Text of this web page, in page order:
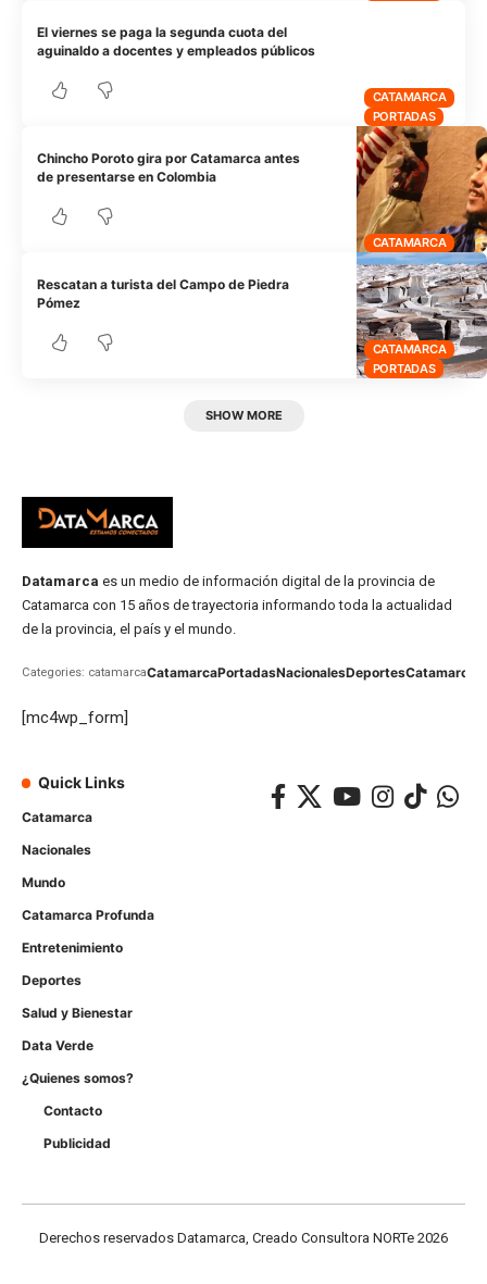
CATAMARCA
PORTADAS
El viernes se paga la segunda cuota del
aguinaldo a docentes y empleados públicos
CATAMARCA
Chincho Poroto gira por Catamarca antes
de presentarse en Colombia
CATAMARCA
PORTADAS
Rescatan a turista del Campo de Piedra
Pómez
SHOW MORE
Datamarca es un medio de información digital de la provincia de
Catamarca con 15 años de trayectoria informando toda la actualidad
de la provincia, el país y el mundo.
Categories: catamarcaCatamarcaPortadasNacionalesDeportesCatamarca
[mc4wp_form]
Quick Links
Catamarca
Nacionales
Mundo
Catamarca Profunda
Entretenimiento
Deportes
Salud y Bienestar
Data Verde
¿Quienes somos?
Contacto
Publicidad
Derechos reservados Datamarca, Creado Consultora NORTe 2026